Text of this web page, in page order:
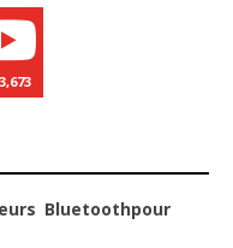
Bluetoothpour